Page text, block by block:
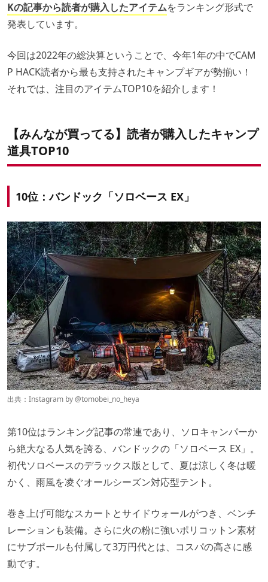
Kの記事から読者が購入したアイテムをランキング形式で
発表しています。
今回は2022年の総決算ということで、今年1年の中でCAM
P HACK読者から最も支持されたキャンプギアが勢揃い！
それでは、注目のアイテムTOP10を紹介します！
【みんなが買ってる】読者が購入したキャンプ
道具TOP10
10位：バンドック「ソロベース EX」
出典：Instagram by@tomobei_no_heya
第10位はランキング記事の常連であり、ソロキャンパーか
ら絶大なる人気を誇る、バンドックの「ソロベース EX」。
初代ソロベースのデラックス版として、夏は涼しく冬は暖
かく、雨風を凌ぐオールシーズン対応型テント。
巻き上げ可能なスカートとサイドウォールがつき、ベンチ
レーションも装備。さらに火の粉に強いポリコットン素材
にサブポールも付属して3万円代とは、コスパの高さに感
動です。